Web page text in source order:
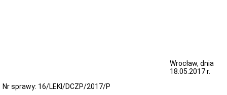
DCZP
Wrocław, dnia
18.05.2017 r.
Nr sprawy: 16/LEKI/DCZP/2017/P